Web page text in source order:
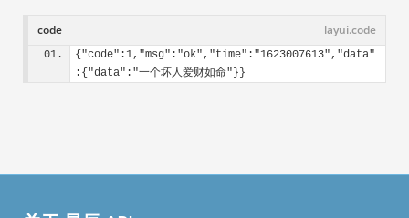
code layui.code
{"code":1,"msg":"ok","time":"1623007613","data"
:{"data":"一个坏人爱财如命"}}